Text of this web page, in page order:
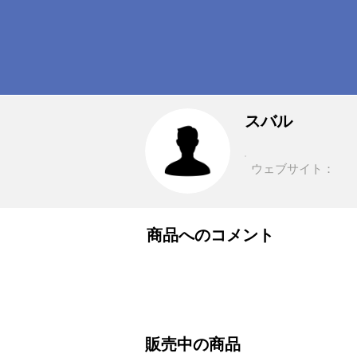
スバル
ウェブサイト：
商品へのコメント
販売中の商品